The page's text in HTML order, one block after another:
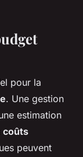
pour la
. Une gestion
estimation
coûts
peuvent